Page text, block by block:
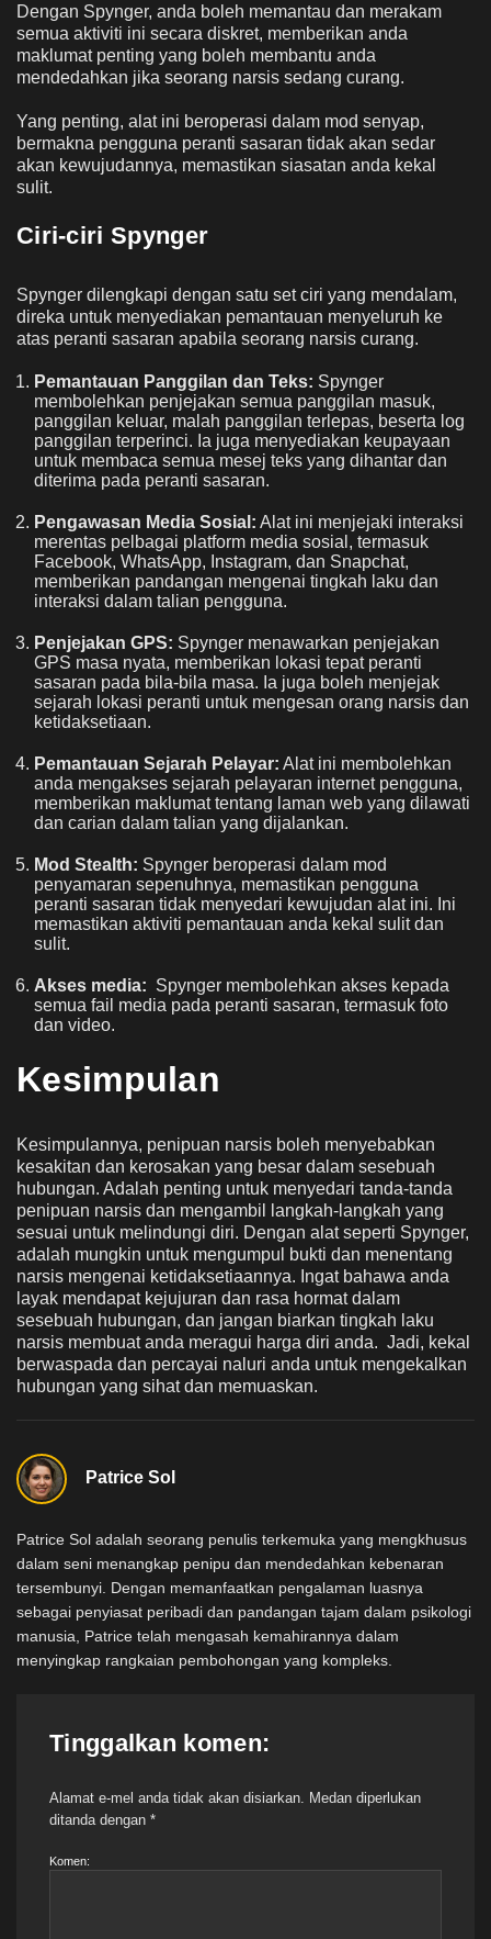
Dengan Spynger, anda boleh memantau dan merakam
semua aktiviti ini secara diskret, memberikan anda
maklumat penting yang boleh membantu anda
mendedahkan jika seorang narsis sedang curang.
Yang penting, alat ini beroperasi dalam mod senyap,
bermakna pengguna peranti sasaran tidak akan sedar
akan kewujudannya, memastikan siasatan anda kekal
sulit.
Ciri-ciri Spynger
Spynger dilengkapi dengan satu set ciri yang mendalam,
direka untuk menyediakan pemantauan menyeluruh ke
atas peranti sasaran apabila seorang narsis curang.
Pemantauan Panggilan dan Teks: Spynger
membolehkan penjejakan semua panggilan masuk,
panggilan keluar, malah panggilan terlepas, beserta log
panggilan terperinci. Ia juga menyediakan keupayaan
untuk membaca semua mesej teks yang dihantar dan
diterima pada peranti sasaran.
Pengawasan Media Sosial: Alat ini menjejaki interaksi
merentas pelbagai platform media sosial, termasuk
Facebook, WhatsApp, Instagram, dan Snapchat,
memberikan pandangan mengenai tingkah laku dan
interaksi dalam talian pengguna.
Penjejakan GPS: Spynger menawarkan penjejakan
GPS masa nyata, memberikan lokasi tepat peranti
sasaran pada bila-bila masa. Ia juga boleh menjejak
sejarah lokasi peranti untuk mengesan orang narsis dan
ketidaksetiaan.
Pemantauan Sejarah Pelayar: Alat ini membolehkan
anda mengakses sejarah pelayaran internet pengguna,
memberikan maklumat tentang laman web yang dilawati
dan carian dalam talian yang dijalankan.
Mod Stealth: Spynger beroperasi dalam mod
penyamaran sepenuhnya, memastikan pengguna
peranti sasaran tidak menyedari kewujudan alat ini. Ini
memastikan aktiviti pemantauan anda kekal sulit dan
sulit.
Akses media: Spynger membolehkan akses kepada
semua fail media pada peranti sasaran, termasuk foto
dan video.
Kesimpulan
Kesimpulannya, penipuan narsis boleh menyebabkan
kesakitan dan kerosakan yang besar dalam sesebuah
hubungan. Adalah penting untuk menyedari tanda-tanda
penipuan narsis dan mengambil langkah-langkah yang
sesuai untuk melindungi diri. Dengan alat seperti Spynger,
adalah mungkin untuk mengumpul bukti dan menentang
narsis mengenai ketidaksetiaannya. Ingat bahawa anda
layak mendapat kejujuran dan rasa hormat dalam
sesebuah hubungan, dan jangan biarkan tingkah laku
narsis membuat anda meragui harga diri anda. Jadi, kekal
berwaspada dan percayai naluri anda untuk mengekalkan
hubungan yang sihat dan memuaskan.
Patrice Sol
Patrice Sol adalah seorang penulis terkemuka yang mengkhusus
dalam seni menangkap penipu dan mendedahkan kebenaran
tersembunyi. Dengan memanfaatkan pengalaman luasnya
sebagai penyiasat peribadi dan pandangan tajam dalam psikologi
manusia, Patrice telah mengasah kemahirannya dalam
menyingkap rangkaian pembohongan yang kompleks.
Tinggalkan komen:
Alamat e-mel anda tidak akan disiarkan. Medan diperlukan
ditanda dengan *
Komen: